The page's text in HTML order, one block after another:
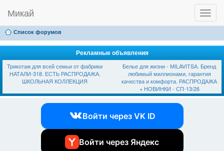
T
o
g
l
n
a
v
i
g
Микай
Ссылки Вход
Список форумов
Рекламные объявления
Трикотаж для всей семьи от фабрики
НАТАЛИ-318. ЕСТЬ РАСПРОДАЖА.
ШКОЛЬНАЯ КОЛЛЕКЦИЯ
Белье для жизни - МILAVIТSА. Бренд
любимый миллионами, гарантия
качества и комфорта. РАСПРОДАЖА
+ НОВИНКИ - СП-13/26
Войти через VK ID
Войти через Яндекс